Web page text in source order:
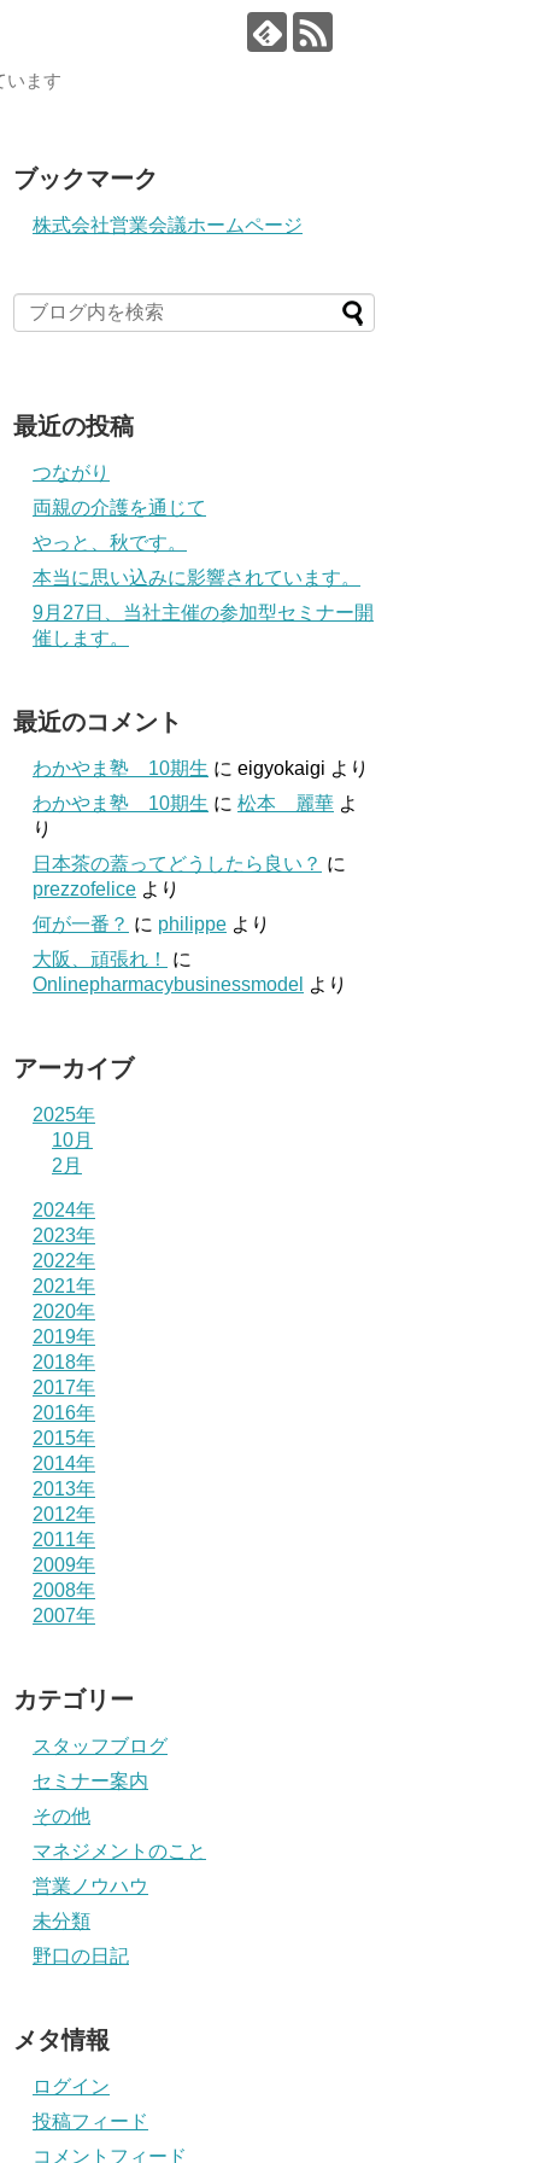
います
ブックマーク
株式会社営業会議ホームページ
最近の投稿
つながり
両親の介護を通じて
やっと、秋です。
本当に思い込みに影響されています。
9月27日、当社主催の参加型セミナー開
催します。
最近のコメント
わかやま塾 10期生 に eigyokaigi より
わかやま塾 10期生 に 松本 麗華 よ
り
日本茶の蓋ってどうしたら良い？ に
prezzofelice より
何が一番？ に philippe より
大阪、頑張れ！
に
Onlinepharmacybusinessmodel より
アーカイブ
2025年
10月
2月
2024年
2023年
2022年
2021年
2020年
2019年
2018年
2017年
2016年
2015年
2014年
2013年
2012年
2011年
2009年
2008年
2007年
カテゴリー
スタッフブログ
セミナー案内
その他
マネジメントのこと
営業ノウハウ
未分類
野口の日記
メタ情報
ログイン
投稿フィード
コメントフィード